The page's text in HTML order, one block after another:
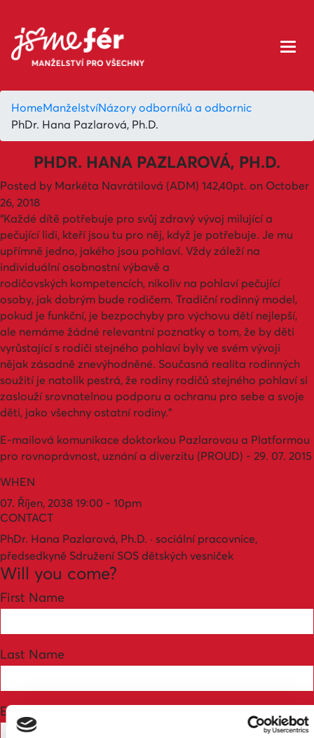
HomeManželstvíNázory odborníků a odbornic
PhDr. Hana Pazlarová, Ph.D.
PHDR. HANA PAZLAROVÁ, PH.D.
Posted by Markéta Navrátilová (ADM) 142,40pt. on October
26, 2018
“Každé dítě potřebuje pro svůj zdravý vývoj milující a
pečující lidi, kteří jsou tu pro něj, když je potřebuje. Je mu
upřímně jedno, jakého jsou pohlaví. Vždy záleží na
individuální osobnostní výbavě a
rodičovských kompetencích, nikoliv na pohlaví pečující
osoby, jak dobrým bude rodičem. Tradiční rodinný model,
pokud je funkční, je bezpochyby pro výchovu dětí nejlepší,
ale nemáme žádné relevantní poznatky o tom, že by děti
vyrůstající s rodiči stejného pohlaví byly ve svém vývoji
nějak zásadně znevýhodněné. Současná realita rodinných
soužití je natolik pestrá, že rodiny rodičů stejného pohlaví si
zaslouží srovnatelnou podporu a ochranu pro sebe a svoje
děti, jako všechny ostatní rodiny.”
E-mailová komunikace doktorkou Pazlarovou a Platformou
pro rovnoprávnost, uznání a diverzitu (PROUD) - 29. 07. 2015
WHEN
07. Říjen, 2038 19:00 - 10pm
CONTACT
PhDr. Hana Pazlarová, Ph.D. · sociální pracovnice,
předsedkyně Sdružení SOS dětských vesniček
Will you come?
First Name
Last Name
Email